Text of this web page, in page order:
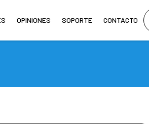
OPINIONES SOPORTE CONTACTO